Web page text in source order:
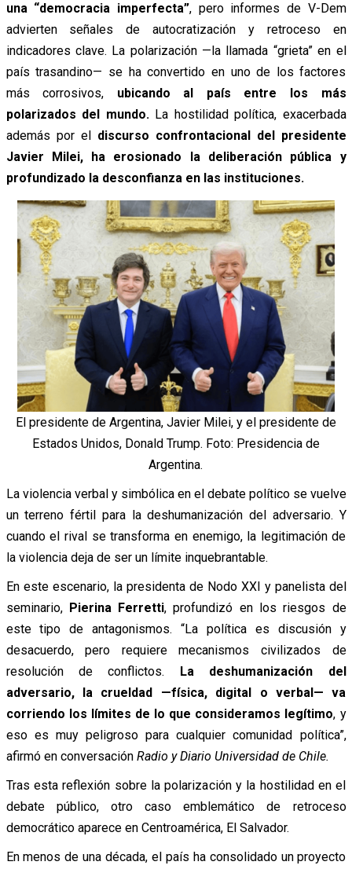
una “democracia imperfecta”, pero informes de V-Dem
advierten señales de autocratización y retroceso en
indicadores clave. La polarización —la llamada “grieta” en el
país trasandino— se ha convertido en uno de los factores
más corrosivos, ubicando al país entre los más
polarizados del mundo.La hostilidad política, exacerbada
además por el discurso confrontacional del presidente
Javier Milei, ha erosionado la deliberación pública y
profundizado la desconfianza en las instituciones.
El presidente de Argentina, Javier Milei, y el presidente de
Estados Unidos, Donald Trump. Foto: Presidencia de
Argentina.
La violencia verbal y simbólica en el debate político se vuelve
un terreno fértil para la deshumanización del adversario. Y
cuando el rival se transforma en enemigo, la legitimación de
la violencia deja de ser un límite inquebrantable.
En este escenario, la presidenta de Nodo XXI y panelista del
seminario, Pierina Ferretti, profundizó en los riesgos de
este tipo de antagonismos. “La política es discusión y
desacuerdo, pero requiere mecanismos civilizados de
resolución de conflictos. La deshumanización del
adversario, la crueldad —física, digital o verbal— va
corriendo los límites de lo que consideramos legítimo, y
eso es muy peligroso para cualquier comunidad política”,
afirmó en conversación Radio y Diario Universidad de Chile.
Tras esta reflexión sobre la polarización y la hostilidad en el
debate público, otro caso emblemático de retroceso
democrático aparece en Centroamérica, El Salvador.
En menos de una década, el país ha consolidado un proyecto